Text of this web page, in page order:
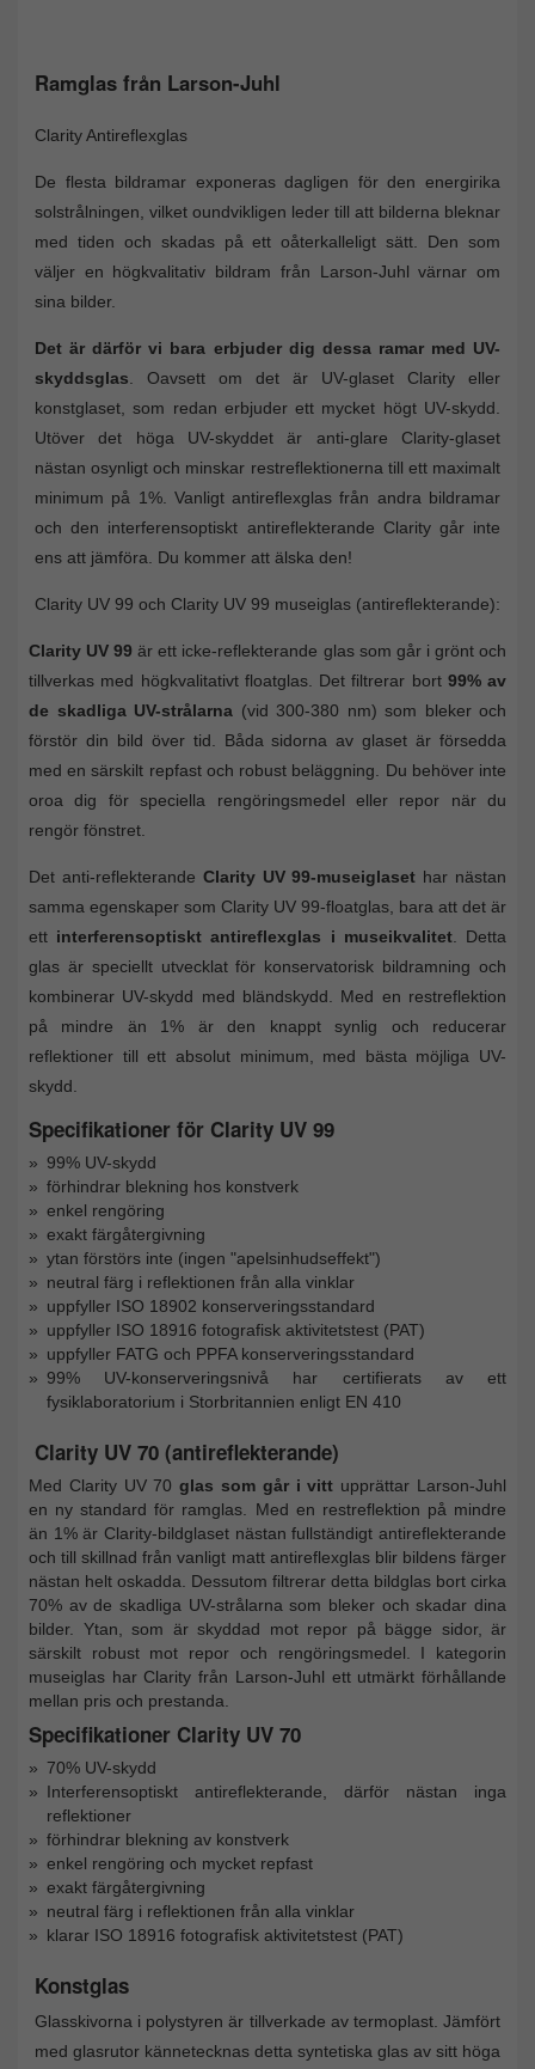
Ramglas från Larson-Juhl
Clarity Antireflexglas
De flesta bildramar exponeras dagligen för den energirika
solstrålningen, vilket oundvikligen leder till att bilderna bleknar
med tiden och skadas på ett oåterkalleligt sätt. Den som
väljer en högkvalitativ bildram från Larson-Juhl värnar om
sina bilder.
Det är därför vi bara erbjuder dig dessa ramar med UV-
skyddsglas . Oavsett om det är UV-glaset Clarity eller
konstglaset, som redan erbjuder ett mycket högt UV-skydd.
Utöver det höga UV-skyddet är anti-glare Clarity-glaset
nästan osynligt och minskar restreflektionerna till ett maximalt
minimum på 1%. Vanligt antireflexglas från andra bildramar
och den interferensoptiskt antireflekterande Clarity går inte
ens att jämföra. Du kommer att älska den!
Clarity UV 99 och Clarity UV 99 museiglas (antireflekterande):
Clarity UV 99 är ett icke-reflekterande glas som går i grönt och
tillverkas med högkvalitativt floatglas. Det filtrerar bort 99% av
de skadliga UV-strålarna (vid 300-380 nm) som bleker och
förstör din bild över tid. Båda sidorna av glaset är försedda
med en särskilt repfast och robust beläggning. Du behöver inte
oroa dig för speciella rengöringsmedel eller repor när du
rengör fönstret.
Det anti-reflekterande Clarity UV 99-museiglaset har nästan
samma egenskaper som Clarity UV 99-floatglas, bara att det är
ett interferensoptiskt antireflexglas i museikvalitet. Detta
glas är speciellt utvecklat för konservatorisk bildramning och
kombinerar UV-skydd med bländskydd. Med en restreflektion
på mindre än 1% är den knappt synlig och reducerar
reflektioner till ett absolut minimum, med bästa möjliga UV-
skydd.
Specifikationer för Clarity UV 99
99% UV-skydd
förhindrar blekning hos konstverk
enkel rengöring
exakt färgåtergivning
ytan förstörs inte (ingen "apelsinhudseffekt")
neutral färg i reflektionen från alla vinklar
uppfyller ISO 18902 konserveringsstandard
uppfyller ISO 18916 fotografisk aktivitetstest (PAT)
uppfyller FATG och PPFA konserveringsstandard
99% UV-konserveringsnivå har certifierats av ett
fysiklaboratorium i Storbritannien enligt EN 410
Clarity UV 70 (antireflekterande)
Med Clarity UV 70glas som går i vitt upprättar Larson-Juhl
en ny standard för ramglas. Med en restreflektion på mindre
än 1% är Clarity-bildglaset nästan fullständigt antireflekterande
och till skillnad från vanligt matt antireflexglas blir bildens färger
nästan helt oskadda. Dessutom filtrerar detta bildglas bort cirka
70% av de skadliga UV-strålarna som bleker och skadar dina
bilder. Ytan, som är skyddad mot repor på bägge sidor, är
särskilt robust mot repor och rengöringsmedel. I kategorin
museiglas har Clarity från Larson-Juhl ett utmärkt förhållande
mellan pris och prestanda.
Specifikationer Clarity UV 70
70% UV-skydd
Interferensoptiskt antireflekterande, därför nästan inga
reflektioner
förhindrar blekning av konstverk
enkel rengöring och mycket repfast
exakt färgåtergivning
neutral färg i reflektionen från alla vinklar
klarar ISO 18916 fotografisk aktivitetstest (PAT)
Konstglas
Glasskivorna i polystyren är tillverkade av termoplast. Jämfört
med glasrutor kännetecknas detta syntetiska glas av sitt höga